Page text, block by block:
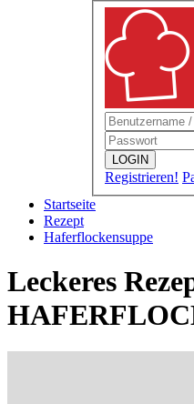
LOGIN
Registrieren!
Startseite
Rezept
Haferflockensuppe
Leckeres